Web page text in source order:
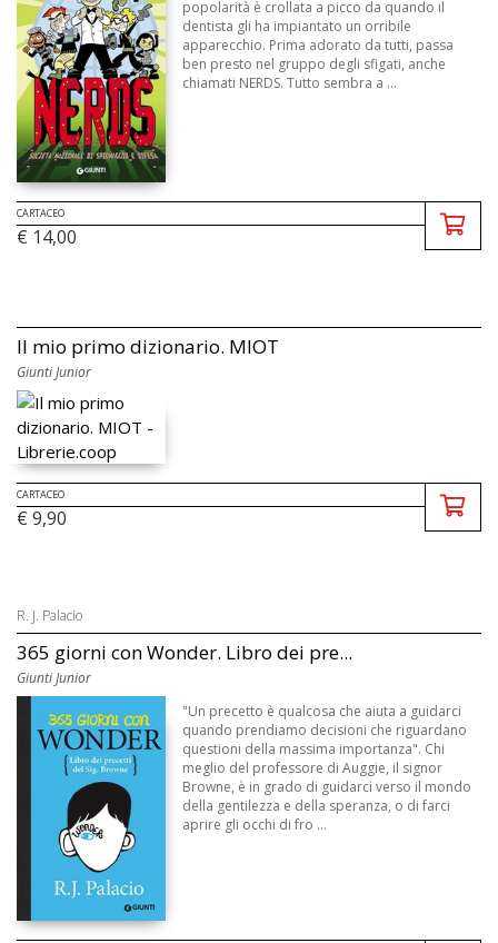
popolarità è crollata a picco da quando il
dentista gli ha impiantato un orribile
apparecchio. Prima adorato da tutti, passa
ben presto nel gruppo degli sfigati, anche
chiamati NERDS. Tutto sembra a ...
CARTACEO
€ 14,00
Il mio primo dizionario. MIOT
Giunti Junior
CARTACEO
€ 9,90
R. J. Palacio
365 giorni con Wonder. Libro dei pre...
Giunti Junior
"Un precetto è qualcosa che aiuta a guidarci
quando prendiamo decisioni che riguardano
questioni della massima importanza". Chi
meglio del professore di Auggie, il signor
Browne, è in grado di guidarci verso il mondo
della gentilezza e della speranza, o di farci
aprire gli occhi di fro ...